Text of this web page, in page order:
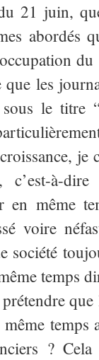
21 juin,
abordés
les
le titre
c’est-à-
en même
voire
société
temps
temps
?